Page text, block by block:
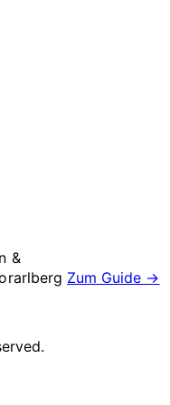
&
Zum Guide →